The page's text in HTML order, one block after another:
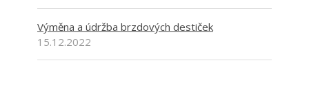
Výměna a údržba brzdových destiček
15.12.2022